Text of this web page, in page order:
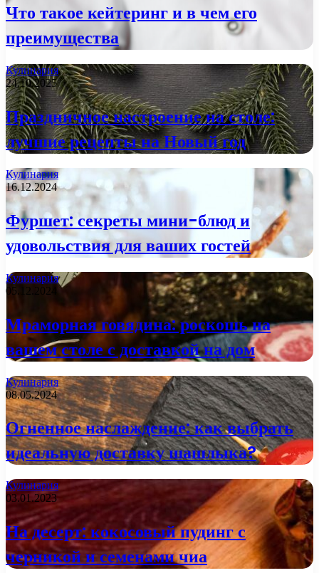
Что такое кейтеринг и в чем его
преимущества
Кулинария
24.10.2025
Праздничное настроение на столе:
лучшие рецепты на Новый год
Кулинария
16.12.2024
Фуршет: секреты мини-блюд и
удовольствия для ваших гостей
Кулинария
05.12.2024
Мраморная говядина: роскошь на
вашем столе с доставкой на дом
Кулинария
08.05.2024
Огненное наслаждение: как выбрать
идеальную доставку шашлыка?
Кулинария
03.01.2023
На десерт: кокосовый пудинг с
черникой и семенами чиа